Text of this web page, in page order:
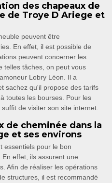
des chapeaux de
de Troye D Ariege et
peuvent être
En effet, il est possible de
peuvent concerner les
telles tâches, on peut vous
Lobry Léon. Il a
sachez qu'il propose des tarifs
toutes les bourses. Pour les
de visiter son site internet.
de cheminée dans la
et ses environs
essentiels pour le bon
effet, ils assurent une
Afin de réaliser les opérations
structures, il est recommandé